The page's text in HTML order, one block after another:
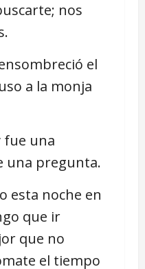
nos
el
a la monja
una
una pregunta.
esta noche en
que ir
que no
el tiempo